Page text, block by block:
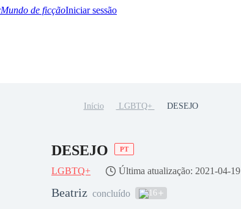
Mundo de ficçãoIniciar sessão
Início LGBTQ+ DESEJO
DESEJO PT
LGBTQ+ Última atualização: 2021-04-19
Beatriz concluído 16